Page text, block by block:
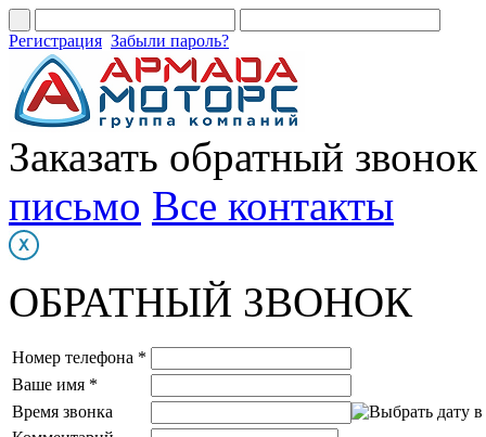
Регистрация Забыли пароль?
Заказать обратный звонок
письмо Все контакты
ОБРАТНЫЙ ЗВОНОК
Номер телефона *
Ваше имя *
Время звонка